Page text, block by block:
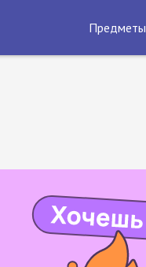
Предметы